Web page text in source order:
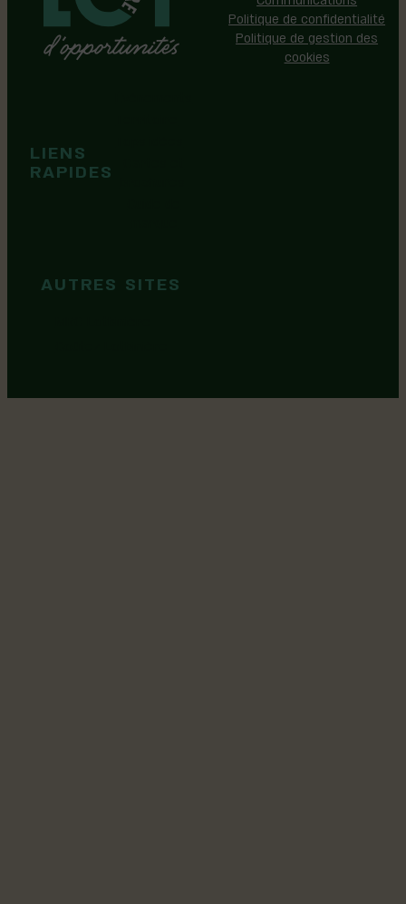
LIENS
RAPIDES
AUTRES SITES
Politique de confidentialité
Politique de gestion des
cookies